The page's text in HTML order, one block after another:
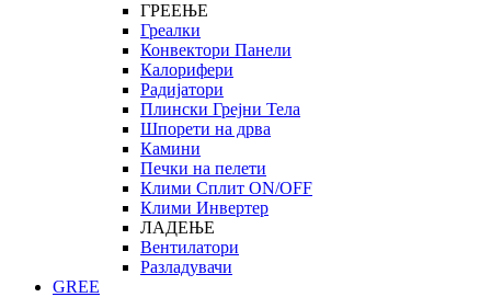
ГРЕЕЊЕ
Греалки
Конвектори Панели
Калорифери
Радијатори
Плински Грејни Тела
Шпорети на дрва
Камини
Печки на пелети
Клими Сплит ON/OFF
Клими Инвертер
ЛАДЕЊЕ
Вентилатори
Разладувачи
GREE